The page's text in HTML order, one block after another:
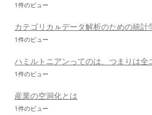
1件のビュー
カテゴリカㇽデータ解析のための統計
1件のビュー
ハミルトニアンってのは、つまりは全
1件のビュー
産業の空洞化とは
1件のビュー